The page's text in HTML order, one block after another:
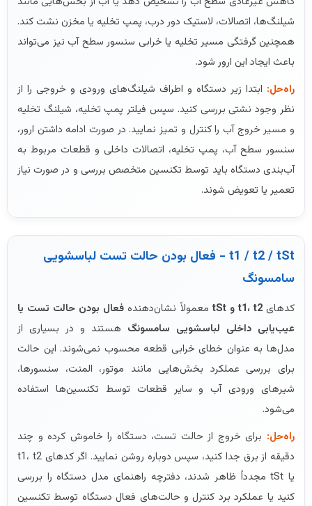
شیلنگ‌ها، اتصالات، لاستیک دور درب، پمپ تخلیه یا مخزن نشت کند.
همچنین گرفتگی مسیر تخلیه یا خرابی سنسور سطح آب نیز می‌تواند
باعث ایجاد این ارور شود.
راه‌حل: ابتدا زیر دستگاه و اطراف شیلنگ‌های ورودی و خروجی را از
نظر وجود نشتی بررسی کنید. سپس فیلتر پمپ تخلیه، شیلنگ تخلیه
و مسیر خروج آب را کنترل و تمیز نمایید. در صورت ادامه داشتن ارور،
سنسور سطح آب، پمپ تخلیه، اتصالات داخلی و قطعات مربوط به
آب‌بندی دستگاه باید توسط تکنسین متخصص بررسی و در صورت نیاز
تعمیر یا تعویض شوند.
t1 / t2 / tSt - فعال بودن حالت تست لباسشویی
سامسونگ
کدهایt1، t2 و tSt معمولاً نشان‌دهنده فعال بودن حالت تست یا
عیب‌یابی داخلی لباسشویی سامسونگ هستند و در بسیاری از
مدل‌ها به عنوان خطای خرابی قطعه محسوب نمی‌شوند. این حالت
برای بررسی عملکرد بخش‌هایی مانند موتور، المنت، سنسورها،
شیرهای ورودی آب و سایر قطعات توسط تکنسین‌ها استفاده
می‌شود.
راه‌حل: برای خروج از حالت تست، دستگاه را خاموش کرده و چند
دقیقه از برق جدا کنید، سپس دوباره روشن نمایید. اگر کدهای t1، t2
یا tSt مجدداً ظاهر شدند، دفترچه راهنمای مدل دستگاه را بررسی
کنید یا عملکرد برد کنترل و حالت‌های فعال دستگاه توسط تکنسین